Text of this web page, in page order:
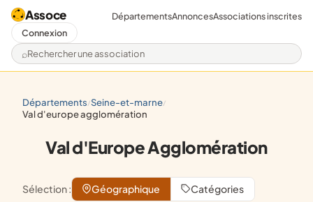
Assoce
Rechercher une association
DépartementsAnnoncesAssociations inscrites
Connexion
départements/ seine-et-marne/
val d'europe agglomération
Val d'Europe Agglomération
Sélection : Géographique Catégories